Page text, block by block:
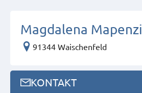
Magdalena Mapenzi
91344 Waischenfeld
KONTAKT